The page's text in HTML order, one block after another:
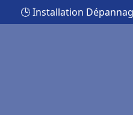
🕒 Installation